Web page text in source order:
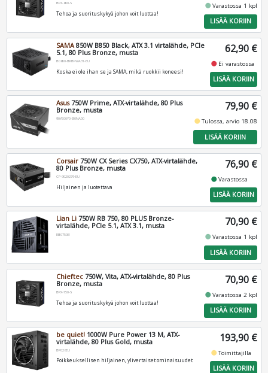
BPX-850-S
Tehoa ja suorituskykyä johon voit luottaa!
fiber_manual_recordVarastossa 1 kpl
LISÄÄ KORIIN
SAMA 850W B850 Black, ATX 3.1 virtalähde, PCIe
5.1, 80 Plus Bronze, musta
B0850-BKBFWA31-EU
Koska ei ole ihan se ja SAMA, mikä ruokkii koneesi!
62,90 €
fiber_manual_record Ei varastossa
LISÄÄ KORIIN
Asus750W Prime, ATX-virtalähde, 80 Plus
Bronze, musta
90YE00Y0-B0NA00
79,90 €
fiber_manual_recordTulossa, arvio 18.08
LISÄÄ KORIIN
Corsair 750W CX Series CX750, ATX-virtalähde,
80 Plus Bronze, musta
CP-9020279-EU
Hiljainen ja luotettava
76,90 €
fiber_manual_recordVarastossa
LISÄÄ KORIIN
Lian Li 750W RB 750, 80 PLUS Bronze-
virtalähde, PCIe 5.1, ATX 3.1, musta
RB0750B
70,90 €
fiber_manual_recordVarastossa 1 kpl
LISÄÄ KORIIN
Chieftec 750W, Vita, ATX-virtalähde, 80 Plus
Bronze, musta
BPX-750-S
Tehoa ja suorituskykyä johon voit luottaa!
70,90 €
fiber_manual_recordVarastossa 2 kpl
LISÄÄ KORIIN
be quiet! 1000W Pure Power 13 M, ATX-
virtalähde, 80 Plus Gold, musta
BP028EU
Poikkeuksellisen hiljainen, ylivertaiset ominaisuudet
193,90 €
fiber_manual_recordToimittajilla
LISÄÄ KORIIN